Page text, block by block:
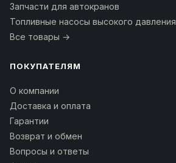
Запчасти для автокранов
Топливные насосы высокого давления
Все товары →
ПОКУПАТЕЛЯМ
О компании
Доставка и оплата
Гарантии
Возврат и обмен
Вопросы и ответы